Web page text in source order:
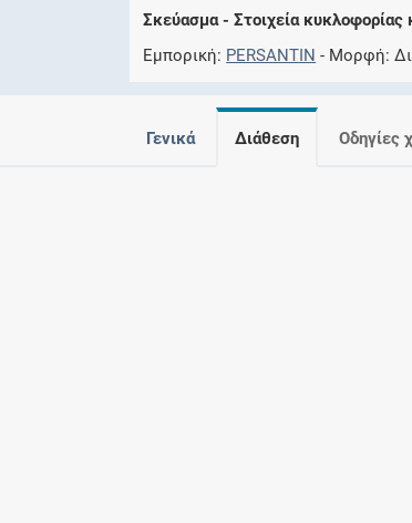
Σκεύασμα - Στοιχεία κυκλοφορίας
Εμπορική PERSANTIN Μορφή
Γενικά Διάθεση Οδηγίες